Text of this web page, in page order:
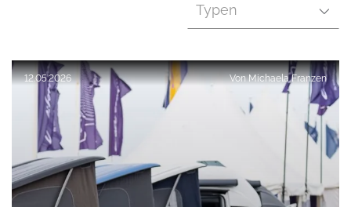
Typen
Veröffentlicht am:
12.05.2026 VonMichaela Franzen